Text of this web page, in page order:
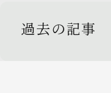
過去の記事